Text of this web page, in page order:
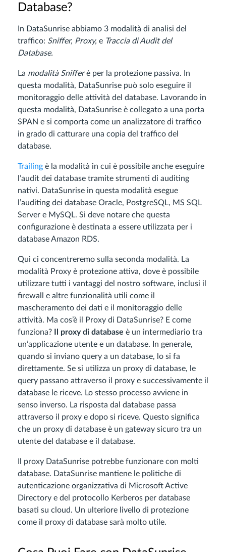
Database?
In DataSunrise abbiamo 3 modalità di analisi del
traffico: Sniffer, Proxy, e Traccia di Audit del
Database.
La modalità Snifferè per la protezione passiva. In
questa modalità, DataSunrise può solo eseguire il
monitoraggio delle attività del database. Lavorando in
questa modalità, DataSunrise è collegato a una porta
SPAN e si comporta come un analizzatore di traffico
in grado di catturare una copia del traffico del
database.
Trailing è la modalità in cui è possibile anche eseguire
l’audit dei database tramite strumenti di auditing
nativi. DataSunrise in questa modalità esegue
l’auditing dei database Oracle, PostgreSQL, MS SQL
Server e MySQL. Si deve notare che questa
configurazione è destinata a essere utilizzata per i
database Amazon RDS.
Qui ci concentreremo sulla seconda modalità. La
modalità Proxy è protezione attiva, dove è possibile
utilizzare tutti i vantaggi del nostro software, inclusi il
firewall e altre funzionalità utili come il
mascheramento dei dati e il monitoraggio delle
attività. Ma cos’è il Proxy di DataSunrise? E come
funziona?
Il proxy di database è un intermediario tra
un’applicazione utente e un database. In generale,
quando si inviano query a un database, lo si fa
direttamente. Se si utilizza un proxy di database, le
query passano attraverso il proxy e successivamente il
database le riceve. Lo stesso processo avviene in
senso inverso. La risposta dal database passa
attraverso il proxy e dopo si riceve. Questo significa
che un proxy di database è un gateway sicuro tra un
utente del database e il database.
Il proxy DataSunrise potrebbe funzionare con molti
database. DataSunrise mantiene le politiche di
autenticazione organizzativa di Microsoft Active
Directory e del protocollo Kerberos per database
basati su cloud. Un ulteriore livello di protezione
come il proxy di database sarà molto utile.